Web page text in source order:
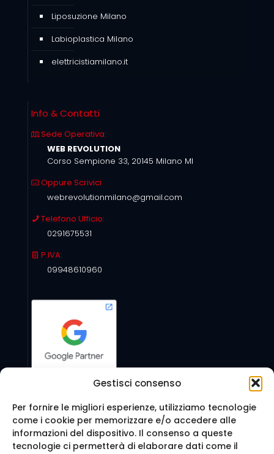
Gestisci consenso
Per fornire le migliori esperienze, utilizziamo tecnologie
come i cookie per memorizzare e/o accedere alle
informazioni del dispositivo. Il consenso a queste
tecnologie ci permetterà di elaborare dati come il
Liposuzione Milano
Labioplastica Milano
elettricistiamilano.it
Info & Contatti
Sede Operativa:
WEB REVOLUTION
Corso Sempione 33, 20145 Milano MI
Oppure Scrivici
webrevolutionmilano@gmail.com
Telefono Ufficio:
0291675531
P.IVA:
09948610960
Seguici anche su: